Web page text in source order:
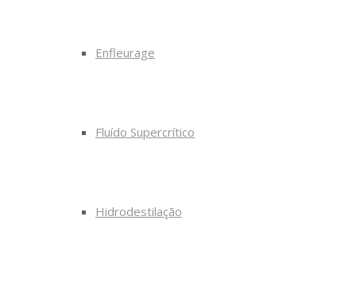
Enfleurage
Fluído Supercrítico
Hidrodestilação